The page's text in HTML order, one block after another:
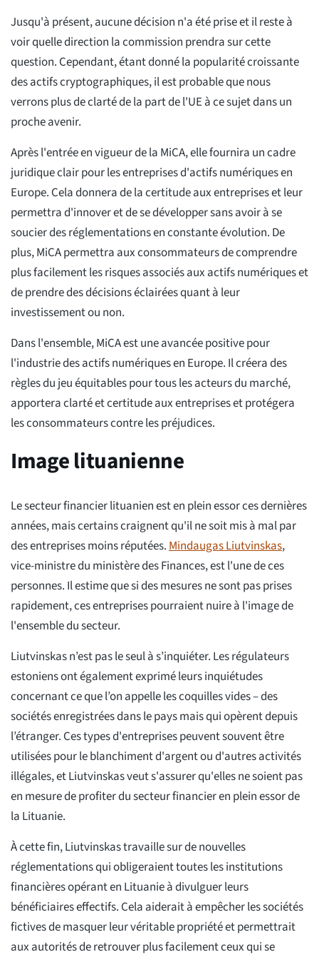
Jusqu'à présent, aucune décision n'a été prise et il reste à
voir quelle direction la commission prendra sur cette
question. Cependant, étant donné la popularité croissante
des actifs cryptographiques, il est probable que nous
verrons plus de clarté de la part de l'UE à ce sujet dans un
proche avenir.
Après l'entrée en vigueur de la MiCA, elle fournira un cadre
juridique clair pour les entreprises d'actifs numériques en
Europe. Cela donnera de la certitude aux entreprises et leur
permettra d'innover et de se développer sans avoir à se
soucier des réglementations en constante évolution. De
plus, MiCA permettra aux consommateurs de comprendre
plus facilement les risques associés aux actifs numériques et
de prendre des décisions éclairées quant à leur
investissement ou non.
Dans l'ensemble, MiCA est une avancée positive pour
l'industrie des actifs numériques en Europe. Il créera des
règles du jeu équitables pour tous les acteurs du marché,
apportera clarté et certitude aux entreprises et protégera
les consommateurs contre les préjudices.
Image lituanienne
Le secteur financier lituanien est en plein essor ces dernières
années, mais certains craignent qu'il ne soit mis à mal par
des entreprises moins réputées. Mindaugas Liutvinskas,
vice-ministre du ministère des Finances, est l'une de ces
personnes. Il estime que si des mesures ne sont pas prises
rapidement, ces entreprises pourraient nuire à l'image de
l'ensemble du secteur.
Liutvinskas n’est pas le seul à s’inquiéter. Les régulateurs
estoniens ont également exprimé leurs inquiétudes
concernant ce que l’on appelle les coquilles vides – des
sociétés enregistrées dans le pays mais qui opèrent depuis
l’étranger. Ces types d'entreprises peuvent souvent être
utilisées pour le blanchiment d'argent ou d'autres activités
illégales, et Liutvinskas veut s'assurer qu'elles ne soient pas
en mesure de profiter du secteur financier en plein essor de
la Lituanie.
À cette fin, Liutvinskas travaille sur de nouvelles
réglementations qui obligeraient toutes les institutions
financières opérant en Lituanie à divulguer leurs
bénéficiaires effectifs. Cela aiderait à empêcher les sociétés
fictives de masquer leur véritable propriété et permettrait
aux autorités de retrouver plus facilement ceux qui se